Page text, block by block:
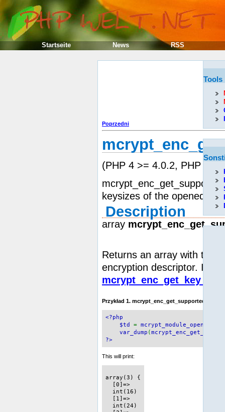
Poprzedni
(PHP 4 >= 4.0.2, PHP 5)
keysizes of the opened
Description
array
Returns an array with the
encryption descriptor. If it
Przykład 1.
<?php
$td = mcrypt_module_open
var_dump (
?>
This will print:
array(3) {
  [0]=>
  int(16)
  [1]=>
  int(24)
Tools
Startseite News RSS